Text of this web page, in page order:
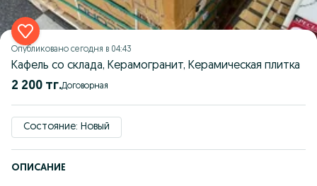
Опубликовано сегодня в 04:43
Кафель со склада, Керамогранит, Керамическая плитка
2 200 тг. Договорная
Состояние: Новый
ОПИСАНИЕ